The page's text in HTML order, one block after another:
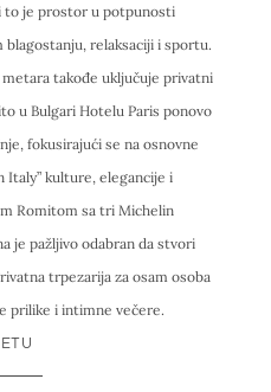
to je prostor u potpunosti
relaksaciji i sportu.
takođe uključuje privatni
u Bulgari Hotelu Paris ponovo
fokusirajući se na osnovne
Italy” kulture, elegancije i
Romitom sa tri Michelin
je pažljivo odabran da stvori
trpezarija za osam osoba
prilike i intimne večere.